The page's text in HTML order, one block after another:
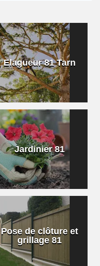
Elagueur 81 Tarn
Jardinier 81
Pose de clôture et
grillage 81